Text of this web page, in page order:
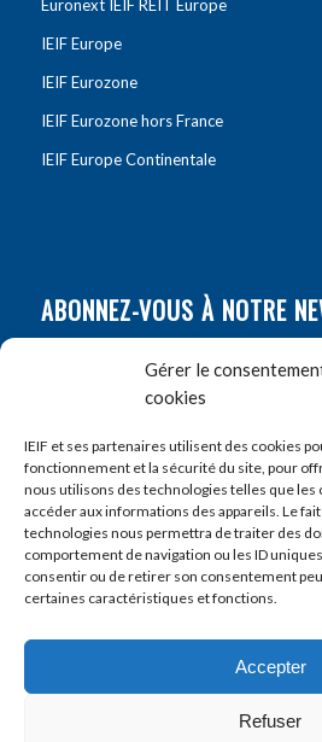
Gérer le
cookies
IEIF et ses partenaires utilisent des cookies
fonctionnement et la sécurité du site, pour
nous utilisons des technologies telles que les
accéder aux informations des appareils. Le
technologies nous permettra de traiter des
comportement de navigation ou les ID
consentir ou de retirer son consentement
certaines caractéristiques et fonctions.
Accepter
Refuser
Euronext IEIF REIT Europe
IEIF Europe
IEIF Eurozone
IEIF Eurozone hors France
IEIF Europe Continentale
ABONNEZ-VOUS À NOTRE
Prénom*
E-mail*